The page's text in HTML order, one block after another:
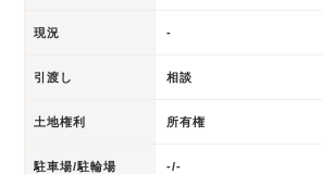
現況 -
引渡し 相談
土地権利 所有権
駐車場/駐輪場 -/-